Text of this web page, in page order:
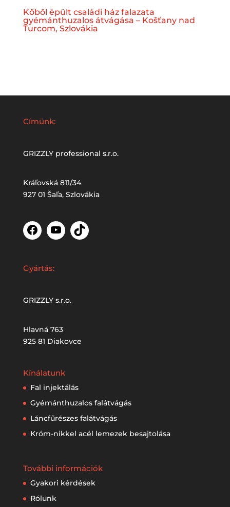
Kőből épült családi ház falazata
gyémánthuzalos átvágása – Košťany nad
Turcom, Szlovákia
Címünk:
GRIZZLY professional s.r.o.
Kráľovská 811/34
927 01 Šaľa, Szlovákia
FacebookYouTubeTikTok
Gyártás:
GRIZZLY s.r.o.
Hlavná 763
925 81 Diakovce
Kínálatunk
Fal injektálás
Gyémánthuzalos falátvágás
Láncfűrészes falátvágás
Króm-nikkel acél lemezek besajtolása
További információk
Gyakori kérdések
Rólunk